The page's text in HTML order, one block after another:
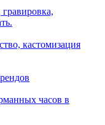
кастомизация
часов в